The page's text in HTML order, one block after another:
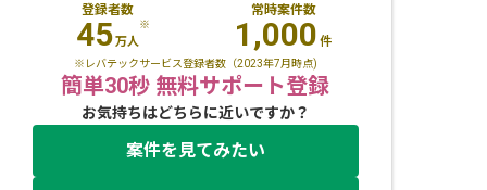
登録者数
45万人
※
常時案件数
1,000 件
※レバテックサービス登録者数（2023年7月時点)
簡単30秒 無料サポート登録
お気持ちはどちらに近いですか？
案件を見てみたい